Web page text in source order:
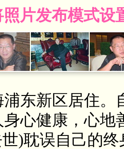
照片发布模式
东新区居住。
身心健康，心
)耽误自己的